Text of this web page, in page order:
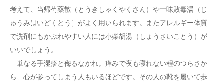
考えて、当帰芍薬散（とうきしゃくやくさん）や十味敗毒湯（じ
ゅうみはいどくとう）がよく用いられます。またアレルギー体質
で洗剤にもかぶれやすい人には小柴胡湯（しょうさいことう）が
いいでしょう。
単なる手湿疹と侮るなかれ。痒みで夜も寝れない程のつらさか
ら、心が参ってしまう人もいるほどです。その人の靴を履いて歩